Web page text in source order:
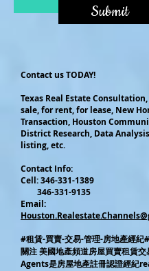
Submit
Contact us TODAY!
Texas Real Estate
sale, for rent, for lease, New
Transaction, Houston
District Research, Data
listing, etc.
Contact Info:
Cell:346-331-1389
346-331-9135
Email:
#租賃-買賣-交易-管理-房地產經紀
關注 美國地產頻道房屋買賣租賃
Agents是房屋地產註冊認證經紀